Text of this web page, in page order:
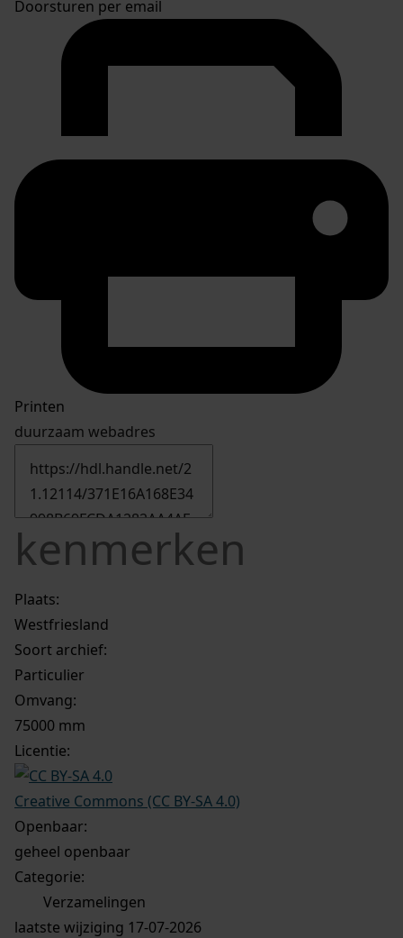
Doorsturen per email
Printen
duurzaam webadres
kenmerken
Plaats:
Westfriesland
Soort archief:
Particulier
Omvang:
75000 mm
Licentie:
Creative Commons (CC BY-SA 4.0)
Openbaar:
geheel openbaar
Categorie:
Verzamelingen
laatste wijziging 17-07-2026